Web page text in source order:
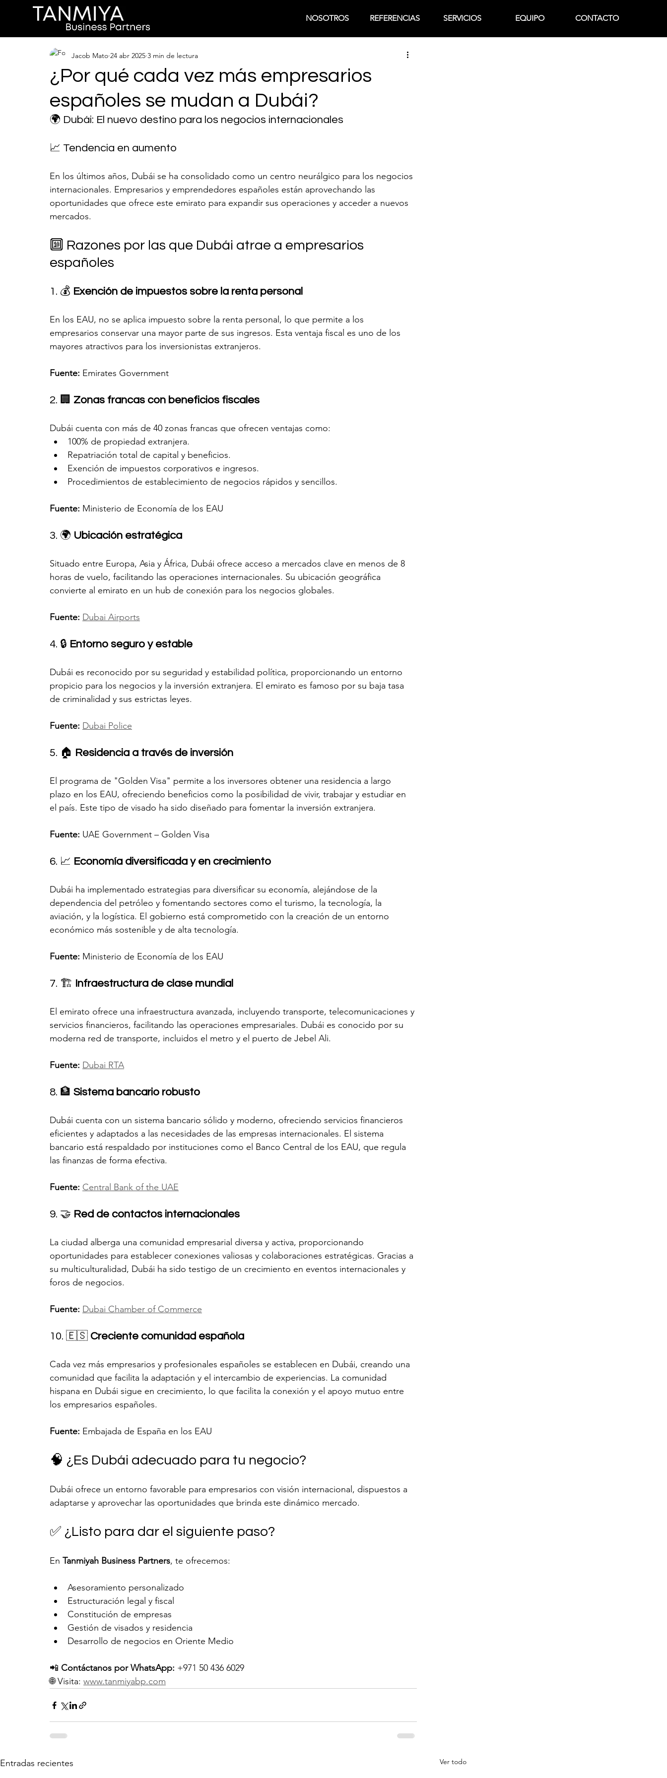
NOSOTROS REFERENCIAS SERVICIOS EQUIPO CONTACTO
¿Por qué cada vez más empresarios
españoles se mudan a Dubái?
Jacob Mato 24 abr 2025 3 min de lectura
🌍 Dubái: El nuevo destino para los negocios internacionales
📈 Tendencia en aumento
En los últimos años, Dubái se ha consolidado como un centro neurálgico para los negocios
internacionales. Empresarios y emprendedores españoles están aprovechando las
oportunidades que ofrece este emirato para expandir sus operaciones y acceder a nuevos
mercados.
🔟 Razones por las que Dubái atrae a empresarios
españoles
1. 💰 Exención de impuestos sobre la renta personal
En los EAU, no se aplica impuesto sobre la renta personal, lo que permite a los
empresarios conservar una mayor parte de sus ingresos. Esta ventaja fiscal es uno de los
mayores atractivos para los inversionistas extranjeros.
Fuente: Emirates Government
2. 🏢 Zonas francas con beneficios fiscales
Dubái cuenta con más de 40 zonas francas que ofrecen ventajas como:
100% de propiedad extranjera.
Repatriación total de capital y beneficios.
Exención de impuestos corporativos e ingresos.
Procedimientos de establecimiento de negocios rápidos y sencillos.
Fuente: Ministerio de Economía de los EAU
3. 🌍 Ubicación estratégica
Situado entre Europa, Asia y África, Dubái ofrece acceso a mercados clave en menos de 8
horas de vuelo, facilitando las operaciones internacionales. Su ubicación geográfica
convierte al emirato en un hub de conexión para los negocios globales.
Fuente: Dubai Airports
4. 🔒 Entorno seguro y estable
Dubái es reconocido por su seguridad y estabilidad política, proporcionando un entorno
propicio para los negocios y la inversión extranjera. El emirato es famoso por su baja tasa
de criminalidad y sus estrictas leyes.
Fuente: Dubai Police
5. 🏠 Residencia a través de inversión
El programa de "Golden Visa" permite a los inversores obtener una residencia a largo
plazo en los EAU, ofreciendo beneficios como la posibilidad de vivir, trabajar y estudiar en
el país. Este tipo de visado ha sido diseñado para fomentar la inversión extranjera.
Fuente: UAE Government – Golden Visa
6. 📈 Economía diversificada y en crecimiento
Dubái ha implementado estrategias para diversificar su economía, alejándose de la
dependencia del petróleo y fomentando sectores como el turismo, la tecnología, la
aviación, y la logística. El gobierno está comprometido con la creación de un entorno
económico más sostenible y de alta tecnología.
Fuente: Ministerio de Economía de los EAU
7. 🏗️ Infraestructura de clase mundial
El emirato ofrece una infraestructura avanzada, incluyendo transporte, telecomunicaciones y
servicios financieros, facilitando las operaciones empresariales. Dubái es conocido por su
moderna red de transporte, incluidos el metro y el puerto de Jebel Ali.
Fuente: Dubai RTA
8. 🏦 Sistema bancario robusto
Dubái cuenta con un sistema bancario sólido y moderno, ofreciendo servicios financieros
eficientes y adaptados a las necesidades de las empresas internacionales. El sistema
bancario está respaldado por instituciones como el Banco Central de los EAU, que regula
las finanzas de forma efectiva.
Fuente: Central Bank of the UAE
9. 🤝 Red de contactos internacionales
La ciudad alberga una comunidad empresarial diversa y activa, proporcionando
oportunidades para establecer conexiones valiosas y colaboraciones estratégicas. Gracias a
su multiculturalidad, Dubái ha sido testigo de un crecimiento en eventos internacionales y
foros de negocios.
Fuente: Dubai Chamber of Commerce
10. 🇪🇸 Creciente comunidad española
Cada vez más empresarios y profesionales españoles se establecen en Dubái, creando una
comunidad que facilita la adaptación y el intercambio de experiencias. La comunidad
hispana en Dubái sigue en crecimiento, lo que facilita la conexión y el apoyo mutuo entre
los empresarios españoles.
Fuente: Embajada de España en los EAU
🧠 ¿Es Dubái adecuado para tu negocio?
Dubái ofrece un entorno favorable para empresarios con visión internacional, dispuestos a
adaptarse y aprovechar las oportunidades que brinda este dinámico mercado.
✅ ¿Listo para dar el siguiente paso?
En Tanmiyah Business Partners, te ofrecemos:
Asesoramiento personalizado
Estructuración legal y fiscal
Constitución de empresas
Gestión de visados y residencia
Desarrollo de negocios en Oriente Medio
📲 Contáctanos por WhatsApp: +971 50 436 6029
🌐 Visita: www.tanmiyabp.com
Entradas recientes Ver todo